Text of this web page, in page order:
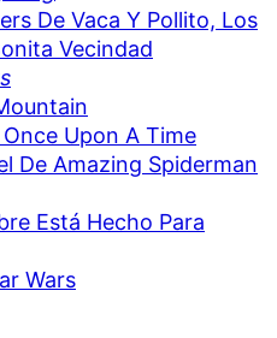
De Vaca Y Pollito, Los
Vecindad
Upon A Time
De Amazing Spiderman
Está Hecho Para
Wars